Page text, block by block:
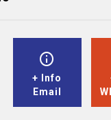
+ Info
Email